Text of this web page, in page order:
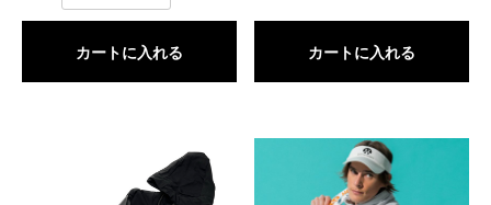
カートに入れる カートに入れる